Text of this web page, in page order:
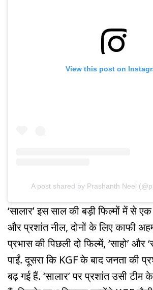
View this post on
A post shared by Prashanth Neel
‘सालार’ इस साल की बड़ी फिल्मों में से
और प्रशांत नील, दोनों के लिए काफी
प्रभास की पिछली दो फिल्में, ‘साहो’ और
पाईं. दूसरा कि KGF के बाद जनता की
बढ़ गई हैं. ‘सालार’ पर प्रशांत उसी